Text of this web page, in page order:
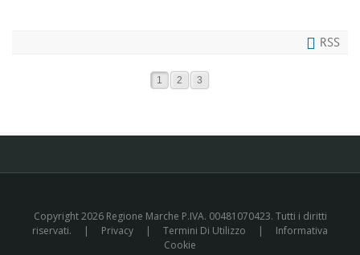
RSS
1 2 3
Copyright 2026 Regione Marche P.IVA. 00481070423. Tutti i diritti
riservati.
| Privacy | Termini Di Utilizzo |
Informativa
Cookie